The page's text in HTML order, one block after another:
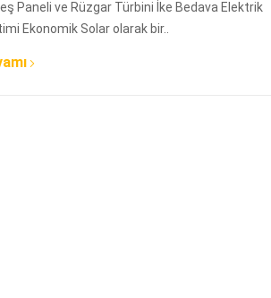
Paneli ve Rüzgar Türbini İke Bedava Elektrik
Ekonomik Solar olarak bir..